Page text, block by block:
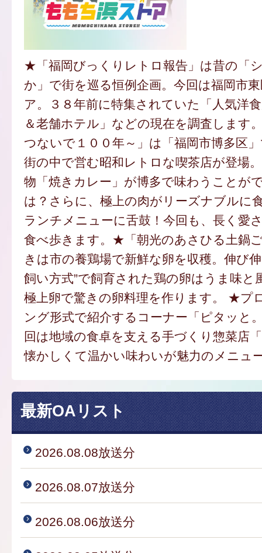
★「福岡びっくりレトロ報告」は昔の「
か」で街を巡る恒例企画。今回は福岡市
ア。３８年前に特集されていた「人気洋
＆老舗ホテル」などの現在を調査します
つないで１００年～」は「福岡市博多区
街の中で営む昭和レトロな喫茶店が登場
物「焼きカレー」が博多で味わうことが
は？さらに、極上の肉がリーズナブルに
ランチメニューに舌鼓！今回も、長く愛
食べ歩きます。★「朝光のあさひる土鍋
きは市の養鶏場で新鮮な卵を収穫。伸び
飼い方式”で飼育された鶏の卵はうま味と
極上卵で驚きの卵料理を作ります。 ★プ
ング形式で紹介するコーナー「ピタッと
回は地域の食卓を支える手づくり惣菜店
懐かしくて温かい味わいが魅力のメニュ
最新OAリスト
2026.08.08放送分
2026.08.07放送分
2026.08.06放送分